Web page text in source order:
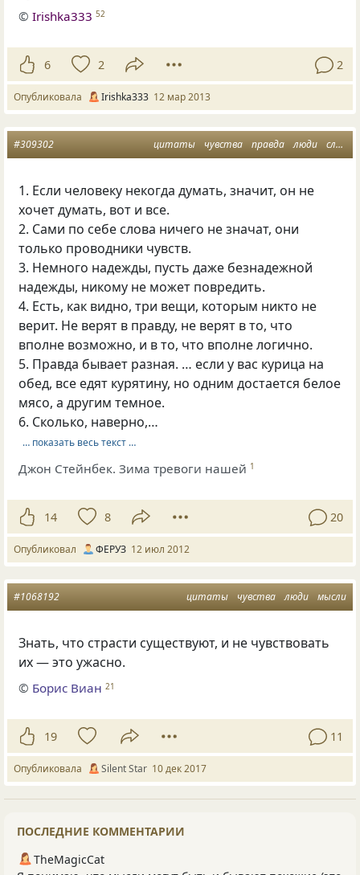
©Irishka333 52
6 2 2
Опубликовала Irishka333 12 мар 2013
цитаты чувства правда люди слова
#309302
1. Если человеку некогда думать, значит, он не
хочет думать, вот и все.
2. Сами по себе слова ничего не значат, они
только проводники чувств.
3. Немного надежды, пусть даже безнадежной
надежды, никому не может повредить.
4. Есть, как видно, три вещи, которым никто не
верит. Не верят в правду, не верят в то, что
вполне возможно, и в то, что вполне логично.
5. Правда бывает разная. … если у вас курица на
обед, все едят курятину, но одним достается белое
мясо, а другим темное.
6. Сколько, наверно,…
… показать весь текст …
Джон Стейнбек. Зима тревоги нашей 1
14 8 20
Опубликовал ФЕРУЗ 12 июл 2012
цитаты чувства люди мысли
#1068192
Знать, что страсти существуют, и не чувствовать
их — это ужасно.
© Борис Виан 21
19 11
Опубликовала Silent Star 10 дек 2017
ПОСЛЕДНИЕ КОММЕНТАРИИ
TheMagicCat